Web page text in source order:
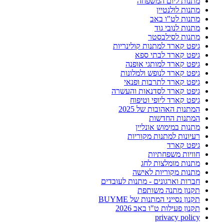
מתנות לולנטיין
מתנות לט"ו באב
מתנות לנובי גוד
מתנות לסילבסטר
גיפט קארד למתנות קולינריות
גיפט קארד לבתי ספא
גיפט קארד למותגי אופנה
גיפט קארד לנופש ולמלונות
גיפט קארד לתרבות ופנאי
גיפט קארד לסדנאות והעשרה
גיפט קארד ליופי וטיפוח
המתנות האהובות של 2025
המתנות החדשות
מתנות במימוש אונליין
רעיונות למתנות מקוריות
גיפט קארד
חוויות משפחתיות
מתנות מומלצות לחג
מתנות מקוריות לאישה
חברות וארגונים - מתנות לעובדים
תקנון מתנה משותפת
תקנון נסייני המתנות של BUYME
תקנון פעילות ט"ו באב 2026
privacy policy